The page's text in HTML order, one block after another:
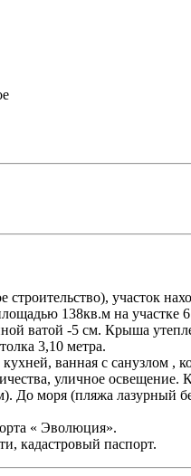
участок
138кв.м нa учаcтке
ватой -5 см. Крыша
3,10 метра.
ванная с санузлом ,
уличное
моря (пляжа лазурный
« Эволюция».
кадастровый паспорт.